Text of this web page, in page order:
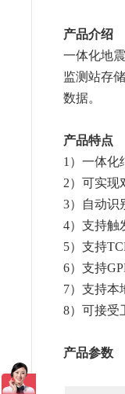
产品介绍
一体化地
监测站存
数据。
产品特点
1）一体化
2）可实现
3） 自动识
4）支持触
5）支持
6）支持
7）支持本
8）可接受
产品参数